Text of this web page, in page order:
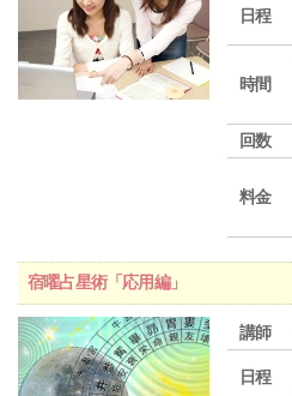
日程
時間
回数
料金
宿曜占星術「応用編」
講師
日程